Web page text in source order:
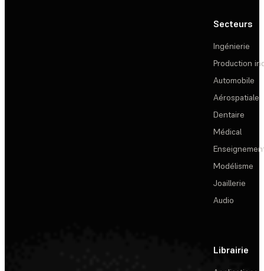
Secteurs
Ingénierie
Production
Automobile
Aérospatiale
Dentaire
Médical
Modélisme
Joaillerie
Audio
Librairie